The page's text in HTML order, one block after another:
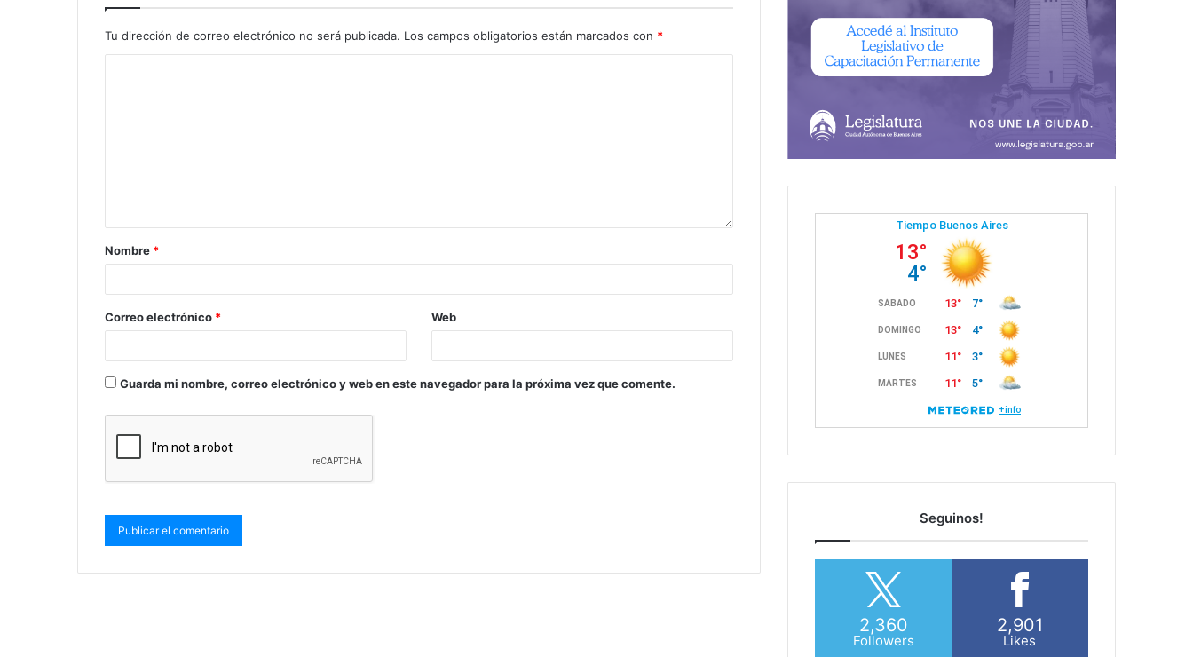
Tu dirección de correo electrónico no será publicada. Los campos obligatorios están marcados con *
Nombre *
Correo electrónico * Web
Guarda mi nombre, correo electrónico y web en este navegador para la próxima vez que comente.
Seguinos!
2,360
Followers
2,901
Likes